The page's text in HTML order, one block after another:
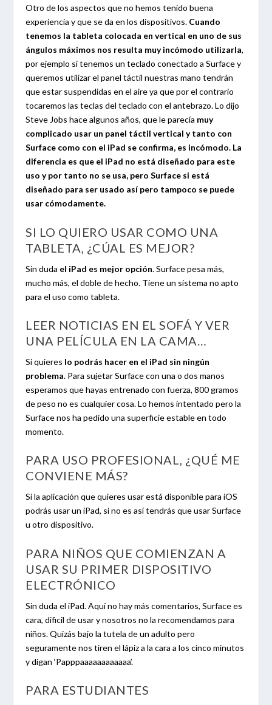
Otro de los aspectos que no hemos tenido buena
experiencia y que se da en los dispositivos. Cuando
tenemos la tableta colocada en vertical en uno de sus
ángulos máximos nos resulta muy incómodo utilizarla,
por ejemplo si tenemos un teclado conectado a Surface y
queremos utilizar el panel táctil nuestras mano tendrán
que estar suspendidas en el aire ya que por el contrario
tocaremos las teclas del teclado con el antebrazo. Lo dijo
Steve Jobs hace algunos años, que le parecía muy
complicado usar un panel táctil vertical y tanto con
Surface como con el iPad se confirma, es incómodo. La
diferencia es que el iPad no está diseñado para este
uso y por tanto no se usa, pero Surface si está
diseñado para ser usado así pero tampoco se puede
usar cómodamente.
SI LO QUIERO USAR COMO UNA
TABLETA, ¿CÚAL ES MEJOR?
Sin duda el iPad es mejor opción. Surface pesa más,
mucho más, el doble de hecho. Tiene un sistema no apto
para el uso como tableta.
LEER NOTICIAS EN EL SOFÁ Y VER
UNA PELÍCULA EN LA CAMA…
Si quieres lo podrás hacer en el iPad sin ningún
problema. Para sujetar Surface con una o dos manos
esperamos que hayas entrenado con fuerza, 800 gramos
de peso no es cualquier cosa. Lo hemos intentado pero la
Surface nos ha pedido una superficie estable en todo
momento.
PARA USO PROFESIONAL, ¿QUÉ ME
CONVIENE MÁS?
Si la aplicación que quieres usar está disponible para iOS
podrás usar un iPad, si no es así tendrás que usar Surface
u otro dispositivo.
PARA NIÑOS QUE COMIENZAN A
USAR SU PRIMER DISPOSITIVO
ELECTRÓNICO
Sin duda el iPad. Aquí no hay más comentarios, Surface es
cara, dificil de usar y nosotros no la recomendamos para
niños. Quizás bajo la tutela de un adulto pero
seguramente nos tiren el lápiz a la cara a los cinco minutos
y digan ‘Papppaaaaaaaaaaaa’.
PARA ESTUDIANTES